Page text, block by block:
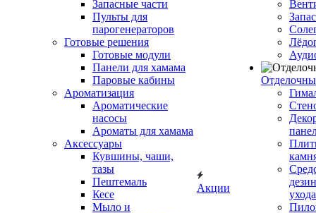
Запасные части
Пульты для
парогенераторов
Готовые решения
Готовые модули
Панели для хамама
Паровые кабины
Ароматизация
Ароматические
насосы
Ароматы для хамама
Аксессуары
Кувшины, чаши,
тазы
Пештемаль
Кесе
Мыло и
Акции
ухода